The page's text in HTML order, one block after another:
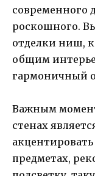
современного
роскошного.
отделки ниш,
общим
гармоничный
Важным
стенах
предметах,